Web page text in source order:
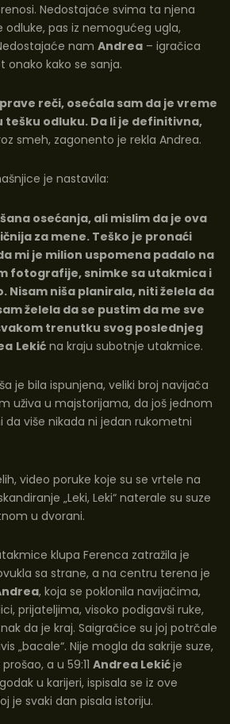
Nedostajaće svima ta njena
odluke, pas iz nemogućeg ugla,
nam Andrea – igračica
onako kako se sanja.
reči, osećala sam da je vreme
tešku odluku. Da li je definitivna,
smeh, zagonento je rekla Andrea.
je nastavila:
osećanja, ali mislim da je ova
za mene. Teško je pronaći
mi je milion uspomena padalo na
fotografije, snimke sa utakmica i
Nisam niša planirala, niti želela da
želela da se pustim da me sve
trenutku svog poslednjeg
Lekić na kraju subotnje utakmice.
je bila ispunjena, veliki broj navijača
uživa u majstorijama, da još jednom
da više nikada ni jedan rukometni
video poruke koje su se vrtele na
„Leki, Leki“ naterale su suze
u dvorani.
klupa Ferenca zatražila je
sa strane, a na centru terena je
, koja se poklonila navijačima,
prijateljima, visoko podigavši ruke,
da je kraj. Saigračice su joj potrčale
„bacale“. Nije mogla da sakrije suze,
a u 59:11 Andrea Lekićje
u karijeri, ispisala se iz ove
je svaki dan pisala istoriju.